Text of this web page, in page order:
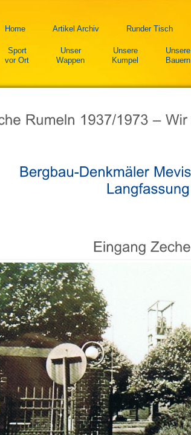
Home Artikel Archiv Runder Tisch
Sport
vor Ort
Unser
Wappen
Unsere
Kumpel
Unsere
Bauern